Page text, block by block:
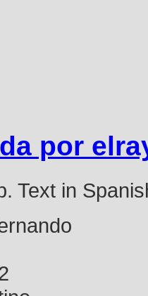
por
Text in